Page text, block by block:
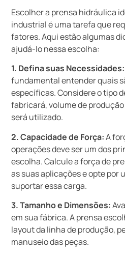
Escolher a prensa hidráulica
industrial é uma tarefa que
fatores. Aqui estão algumas
ajudá-lo nessa escolha:
1. Defina suas Necessidades:
fundamental entender quais
específicas. Considere o tipo
fabricará, volume de
será utilizado.
2. Capacidade de Força:A
operações deve ser um dos
escolha. Calcule a força de
as suas aplicações e opte por
suportar essa carga.
3. Tamanho e Dimensões:
em sua fábrica. A prensa
layout da linha de produção,
manuseio das peças.